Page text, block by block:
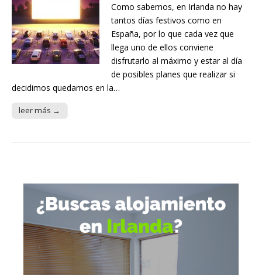
Como sabemos, en Irlanda no hay
tantos días festivos como en
España, por lo que cada vez que
llega uno de ellos conviene
disfrutarlo al máximo y estar al día
de posibles planes que realizar si
decidimos quedarnos en la…
leer más →